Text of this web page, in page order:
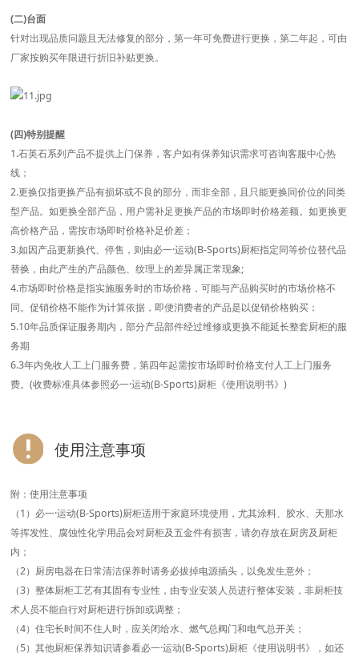
(二)台面
针对出现品质问题且无法修复的部分，第一年可免费进行更换，第二年起，可由
厂家按购买年限进行折旧补贴更换。
(四)特别提醒
1.石英石系列产品不提供上门保养，客户如有保养知识需求可咨询客服中心热
线；
2.更换仅指更换产品有损坏或不良的部分，而非全部，且只能更换同价位的同类
型产品。如更换全部产品，用户需补足更换产品的市场即时价格差额。如更换更
高价格产品，需按市场即时价格补足价差；
3.如因产品更新换代、停售，则由必一·运动(B-Sports)厨柜指定同等价位替代品
替换，由此产生的产品颜色、纹理上的差异属正常现象;
4.市场即时价格是指实施服务时的市场价格，可能与产品购买时的市场价格不
同。促销价格不能作为计算依据，即便消费者的产品是以促销价格购买；
5.10年品质保证服务期内，部分产品部件经过维修或更换不能延长整套厨柜的服
务期
6.3年内免收人工上门服务费，第四年起需按市场即时价格支付人工上门服务
费。(收费标准具体参照必一·运动(B-Sports)厨柜《使用说明书》)
使用注意事项
附：使用注意事项
（1）必一·运动(B-Sports)厨柜适用于家庭环境使用，尤其涂料、胶水、天那水
等挥发性、腐蚀性化学用品会对厨柜及五金件有损害，请勿存放在厨房及厨柜
内；
（2）厨房电器在日常清洁保养时请务必拔掉电源插头，以免发生意外；
（3）整体厨柜工艺有其固有专业性，由专业安装人员进行整体安装，非厨柜技
术人员不能自行对厨柜进行拆卸或调整；
（4）住宅长时间不住人时，应关闭给水、燃气总阀门和电气总开关；
（5）其他厨柜保养知识请参看必一·运动(B-Sports)厨柜《使用说明书》，如还